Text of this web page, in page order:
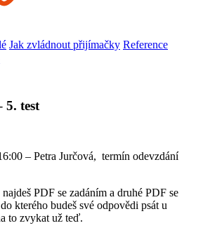
Jak zvládnout přijímačky Reference
5. test
– Petra Jurčová, termín odevzdání
PDF se zadáním a druhé PDF se
kterého budeš své odpovědi psát u
to zvykat už teď.